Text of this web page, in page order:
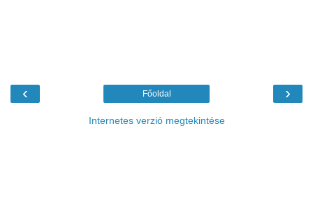
‹ ›
Főoldal
Internetes verzió megtekintése